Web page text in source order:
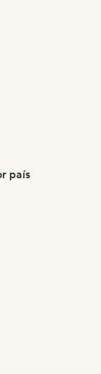
país